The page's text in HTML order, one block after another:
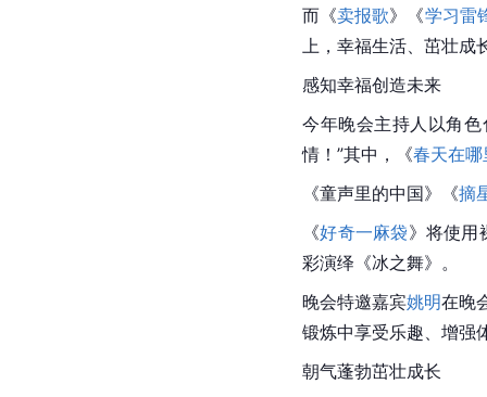
而《卖报歌》《学习雷
上，幸福生活、茁壮成
感知幸福创造未来
今年晚会主持人以角
情！”其中，《春天在哪
《童声里的中国》《摘
《好奇一麻袋》将使用
彩演绎《冰之舞》。
晚会特邀嘉宾姚明在晚
锻炼中享受乐趣、增强
朝气蓬勃茁壮成长